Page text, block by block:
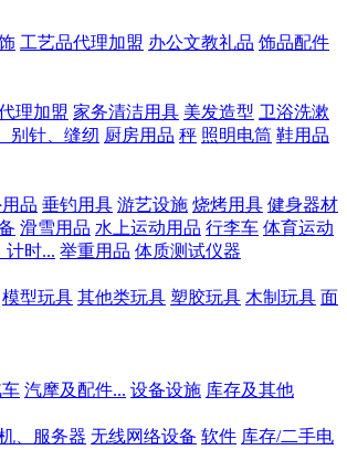
工艺品代理加盟 办公文教礼品 饰品配件
理加盟 家务清洁用具 美发造型 卫浴洗漱
别针、缝纫 厨房用品 秤 照明电筒 鞋用品
品 垂钓用具 游艺设施 烧烤用具 健身器材
滑雪用品 水上运动用品 行李车 体育运动
计时... 举重用品 体质测试仪器
模型玩具 其他类玩具 塑胶玩具 木制玩具 面
汽摩及配件... 设备设施 库存及其他
、服务器 无线网络设备 软件 库存/二手电